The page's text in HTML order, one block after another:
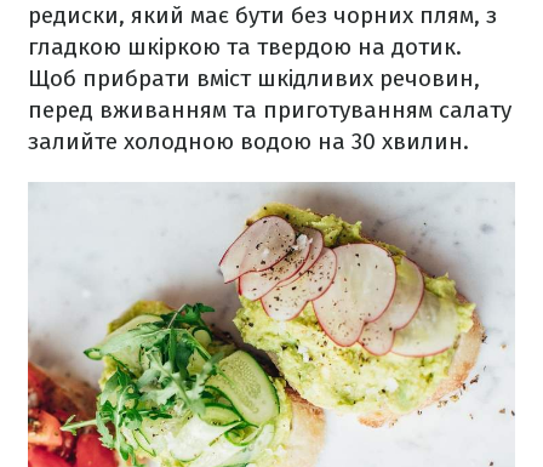
редиски, який має бути без чорних плям, з
гладкою шкіркою та твердою на дотик.
Щоб прибрати вміст шкідливих речовин,
перед вживанням та приготуванням салату
залийте холодною водою на 30 хвилин.